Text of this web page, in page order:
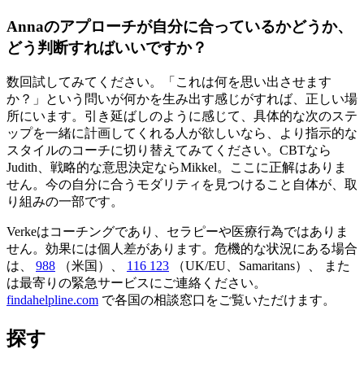
Annaのアプローチが自分に合っているかどうか、
どう判断すればいいですか？
数回試してみてください。「これは何を思い出させます
か？」という問いが何かを生み出す感じがすれば、正しい場
所にいます。引き延ばしのように感じて、具体的な次のステ
ップを一緒に計画してくれる人が欲しいなら、より指示的な
スタイルのコーチに切り替えてみてください。CBTなら
Judith、戦略的な意思決定ならMikkel。ここに正解はありま
せん。今の自分に合うモダリティを見つけること自体が、取
り組みの一部です。
Verkeはコーチングであり、セラピーや医療行為ではありま
せん。効果には個人差があります。危機的な状況にある場合
は、
988 （米国）、 116 123 （UK/EU、Samaritans）、
また
は最寄りの緊急サービスにご連絡ください。
findahelpline.com で各国の相談窓口をご覧いただけます。
探す